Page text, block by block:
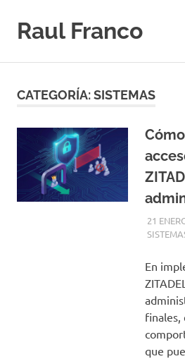
contenido
Raul Franco
demás
CATEGORÍA:SISTEMAS
21
En
finales,
que